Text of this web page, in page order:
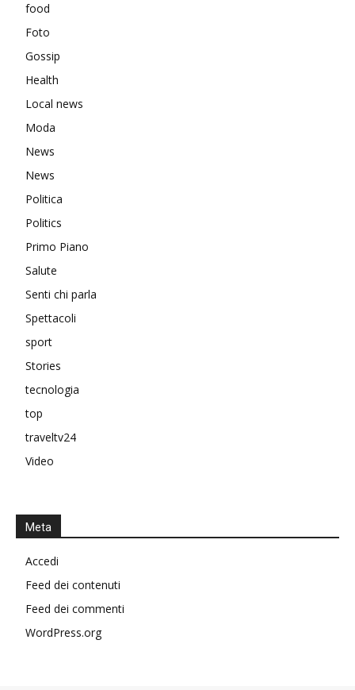
food
Foto
Gossip
Health
Local news
Moda
News
News
Politica
Politics
Primo Piano
Salute
Senti chi parla
Spettacoli
sport
Stories
tecnologia
top
traveltv24
Video
Meta
Accedi
Feed dei contenuti
Feed dei commenti
WordPress.org